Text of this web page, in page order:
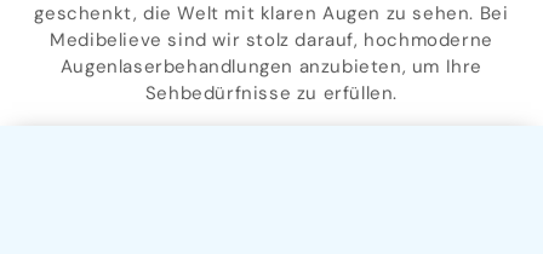
geschenkt, die Welt mit klaren Augen zu sehen. Bei
Medibelieve sind wir stolz darauf, hochmoderne
Augenlaserbehandlungen anzubieten, um Ihre
Sehbedürfnisse zu erfüllen.